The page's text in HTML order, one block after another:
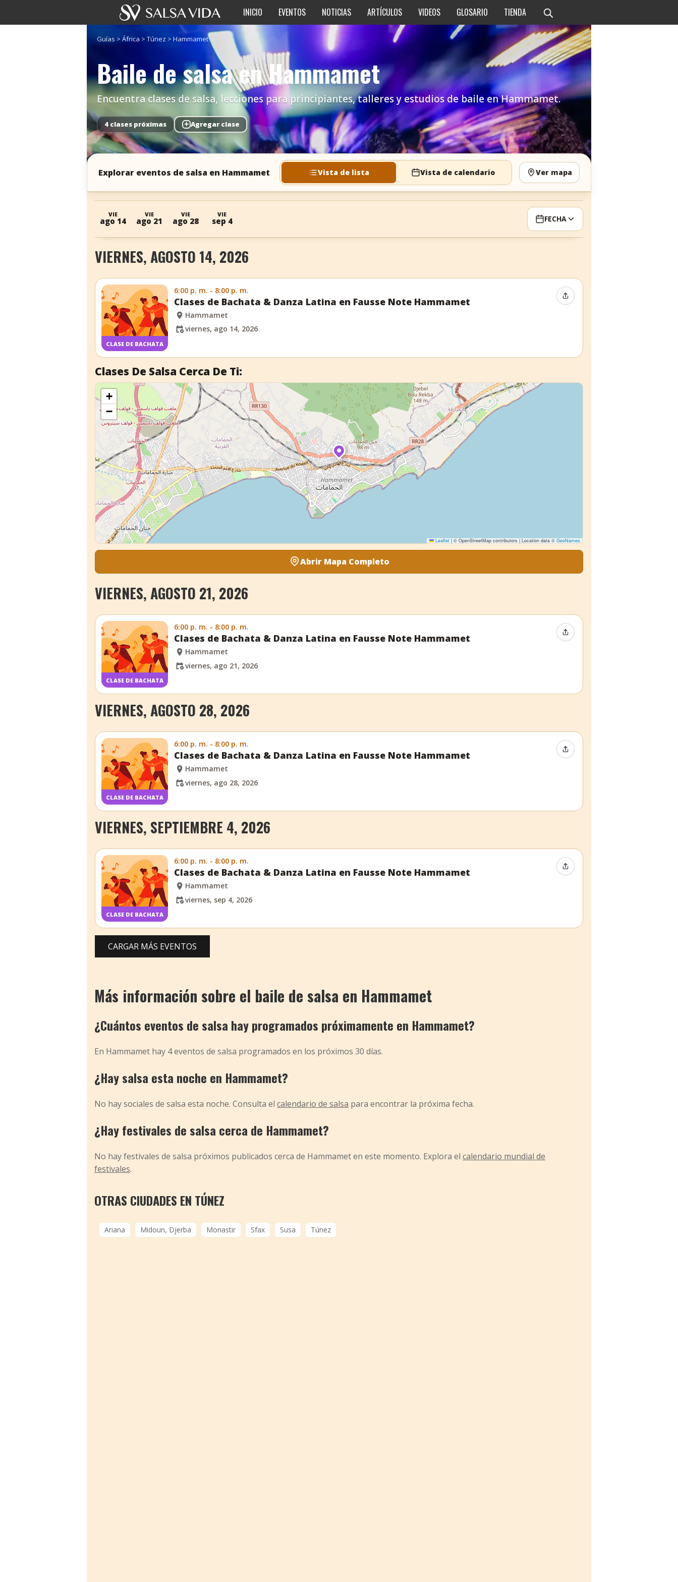
INICIO EVENTOS NOTICIAS ARTÍCULOS VIDEOS GLOSARIO TIENDA
Guías >África > Túnez > Hammamet
Baile de salsa en Hammamet
Encuentra clases de salsa, lecciones para principiantes, talleres y estudios de baile en Hammamet.
4 clases próximas + Agregar clase
Explorar eventos de salsa en Hammamet Vista de lista Vista de calendario Ver mapa
VIE
ago 14
VIE
ago 21
VIE
ago 28
VIE
sep 4 FECHA
VIERNES, AGOSTO 14, 2026
CLASE DE BACHATA
6:00 p. m. - 8:00 p. m.
Clases de Bachata & Danza Latina en Fausse Note Hammamet
Hammamet
viernes, ago 14, 2026
Compartir evento
Clases De Salsa Cerca De Ti:
+
−
Leaflet |© OpenStreetMap contributors | Location data ©GeoNames
Abrir Mapa Completo
VIERNES, AGOSTO 21, 2026
CLASE DE BACHATA
6:00 p. m. - 8:00 p. m.
Clases de Bachata & Danza Latina en Fausse Note Hammamet
Hammamet
viernes, ago 21, 2026
Compartir evento
VIERNES, AGOSTO 28, 2026
CLASE DE BACHATA
6:00 p. m. - 8:00 p. m.
Clases de Bachata & Danza Latina en Fausse Note Hammamet
Hammamet
viernes, ago 28, 2026
Compartir evento
VIERNES, SEPTIEMBRE 4, 2026
CLASE DE BACHATA
6:00 p. m. - 8:00 p. m.
Clases de Bachata & Danza Latina en Fausse Note Hammamet
Hammamet
viernes, sep 4, 2026
Compartir evento
CARGAR MÁS EVENTOS
Más información sobre el baile de salsa en Hammamet
¿Cuántos eventos de salsa hay programados próximamente en Hammamet?
En Hammamet hay 4 eventos de salsa programados en los próximos 30 días.
¿Hay salsa esta noche en Hammamet?
No hay sociales de salsa esta noche. Consulta el calendario de salsa para encontrar la próxima fecha.
¿Hay festivales de salsa cerca de Hammamet?
No hay festivales de salsa próximos publicados cerca de Hammamet en este momento. Explora el calendario mundial de
festivales.
OTRAS CIUDADES EN TÚNEZ
Ariana Midoun, Djerba Monastir Sfax Susa Túnez